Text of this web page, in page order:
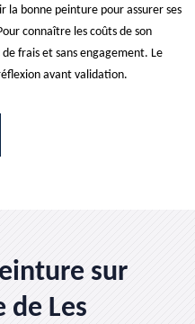
la bonne peinture pour assurer ses
connaître les coûts de son
frais et sans engagement. Le
avant validation.
sur
de Les